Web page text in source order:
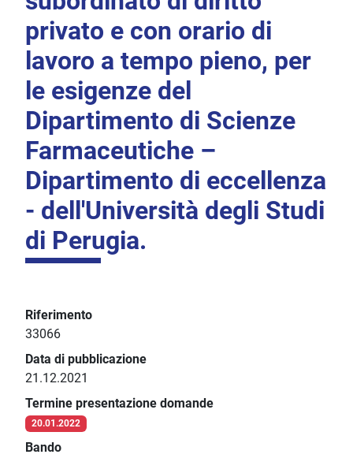
privato e con orario di
lavoro a tempo pieno, per
le esigenze del
Dipartimento di Scienze
Farmaceutiche –
Dipartimento di eccellenza
- dell'Università degli Studi
di Perugia.
Riferimento
33066
Data di pubblicazione
21.12.2021
Termine presentazione domande
20.01.2022
Bando